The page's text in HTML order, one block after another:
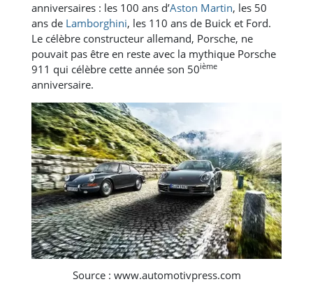
anniversaires : les 100 ans d’Aston Martin, les 50
ans de Lamborghini, les 110 ans de Buick et Ford.
Le célèbre constructeur allemand, Porsche, ne
pouvait pas être en reste avec la mythique Porsche
911 qui célèbre cette année son 50ième
anniversaire.
Source : www.automotivpress.com